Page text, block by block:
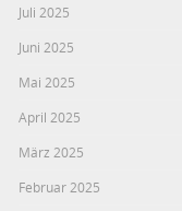
Juli 2025
Juni 2025
Mai 2025
April 2025
März 2025
Februar 2025